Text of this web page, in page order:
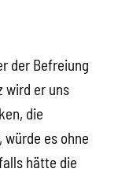
der Befreiung
wird er uns
die
es ohne
hätte die